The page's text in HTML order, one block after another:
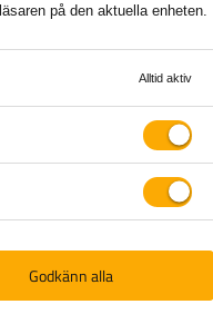
(0)
(0)
på den aktuella enheten.
Alltid aktiv
Godkänn alla